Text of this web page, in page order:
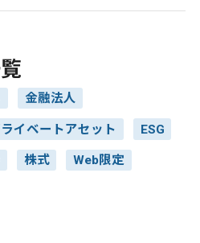
金融法人
イベートアセット ESG
株式 Web限定